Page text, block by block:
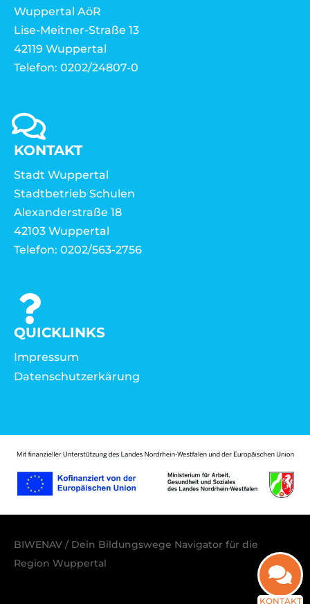
Wuppertal AöR
Lise-Meitner-Straße 13
42119 Wuppertal
Telefon: 0202/24807-0
KONTAKT
Stadt Wuppertal
Stadtbetrieb Schulen
Alexanderstraße 18
42103 Wuppertal
Telefon: 0202/563-2756
QUICKLINKS
Impressum
Datenschutzerkärung
BIWENAV / Dein Bildungswege Navigator für die
Region Wuppertal
KONTAKT